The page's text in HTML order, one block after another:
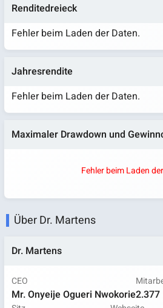
Renditedreieck
Fehler beim Laden der Daten.
Jahresrendite
Fehler beim Laden der Daten.
Maximaler Drawdown und
Fehler beim Laden
Über Dr. Martens
Dr. Martens
CEO
Mr. Onyeije Ogueri Nwokorie2.377